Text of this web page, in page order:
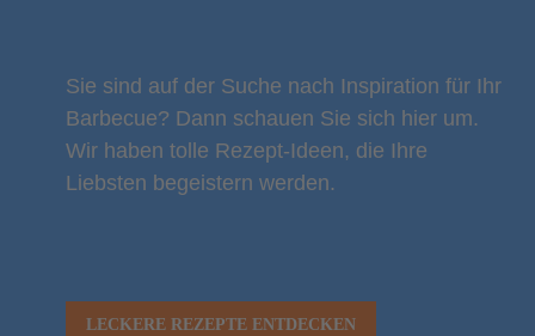
Sie sind auf der Suche nach Inspiration für Ihr
Barbecue? Dann schauen Sie sich hier um.
Wir haben tolle Rezept-Ideen, die Ihre
Liebsten begeistern werden.
LECKERE REZEPTE ENTDECKEN